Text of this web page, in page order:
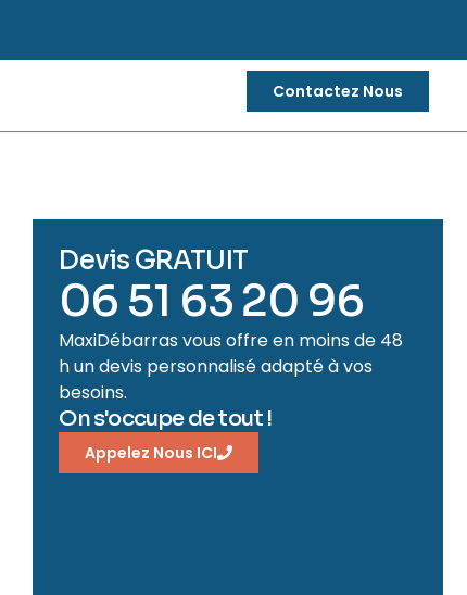
Contactez Nous
Devis GRATUIT
06 51 63 20 96
MaxiDébarras vous offre en moins de 48
h un devis personnalisé adapté à vos
besoins.
On s'occupe de tout !
Appelez Nous ICI